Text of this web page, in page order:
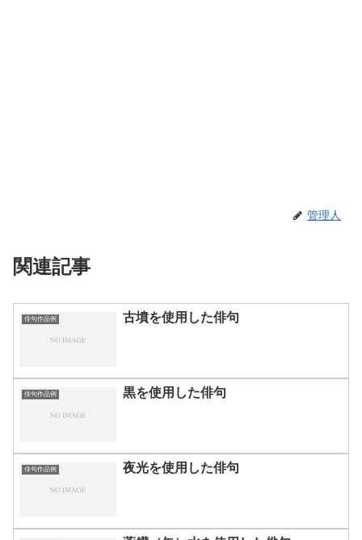
管理人
関連記事
俳句作品例 古墳を使用した俳句
俳句作品例 黒を使用した俳句
俳句作品例 夜光を使用した俳句